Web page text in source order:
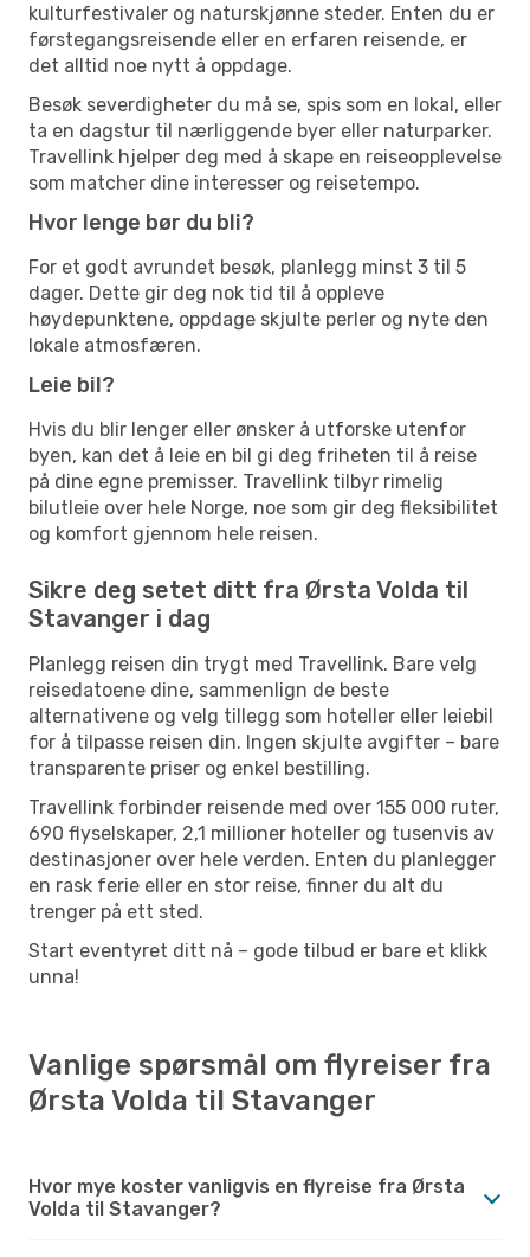
kulturfestivaler og naturskjønne steder. Enten du er
førstegangsreisende eller en erfaren reisende, er
det alltid noe nytt å oppdage.
Besøk severdigheter du må se, spis som en lokal, eller
ta en dagstur til nærliggende byer eller naturparker.
Travellink hjelper deg med å skape en reiseopplevelse
som matcher dine interesser og reisetempo.
Hvor lenge bør du bli?
For et godt avrundet besøk, planlegg minst 3 til 5
dager. Dette gir deg nok tid til å oppleve
høydepunktene, oppdage skjulte perler og nyte den
lokale atmosfæren.
Leie bil?
Hvis du blir lenger eller ønsker å utforske utenfor
byen, kan det å leie en bil gi deg friheten til å reise
på dine egne premisser. Travellink tilbyr rimelig
bilutleie over hele Norge, noe som gir deg fleksibilitet
og komfort gjennom hele reisen.
Sikre deg setet ditt fra Ørsta Volda til
Stavanger i dag
Planlegg reisen din trygt med Travellink. Bare velg
reisedatoene dine, sammenlign de beste
alternativene og velg tillegg som hoteller eller leiebil
for å tilpasse reisen din. Ingen skjulte avgifter – bare
transparente priser og enkel bestilling.
Travellink forbinder reisende med over 155 000 ruter,
690 flyselskaper, 2,1 millioner hoteller og tusenvis av
destinasjoner over hele verden. Enten du planlegger
en rask ferie eller en stor reise, finner du alt du
trenger på ett sted.
Start eventyret ditt nå – gode tilbud er bare et klikk
unna!
Vanlige spørsmål om flyreiser fra
Ørsta Volda til Stavanger
Hvor mye koster vanligvis en flyreise fra Ørsta
Volda til Stavanger?